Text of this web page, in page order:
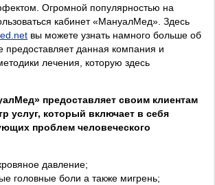
Огромной популярностью на
кабинет «МануалМед». Здесь
вы можете узнать намного больше об
предоставляет данная компания и
лечения, которую здесь
предоставляет своим клиентам
услуг, который включает в себя
проблем человеческого
давление;
головные боли а также мигрень;